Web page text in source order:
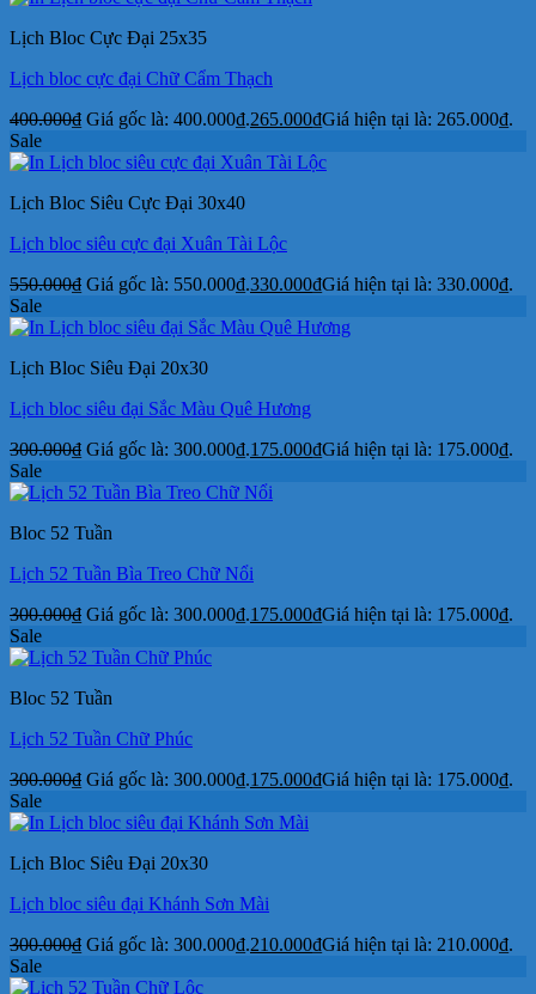
Lịch Bloc Cực Đại 25x35
Lịch bloc cực đại Chữ Cẩm Thạch
400.000₫ Giá gốc là: 400.000₫.265.000₫Giá hiện tại là: 265.000₫.
Sale
Lịch Bloc Siêu Cực Đại 30x40
Lịch bloc siêu cực đại Xuân Tài Lộc
550.000₫ Giá gốc là: 550.000₫.330.000₫Giá hiện tại là: 330.000₫.
Sale
Lịch Bloc Siêu Đại 20x30
Lịch bloc siêu đại Sắc Màu Quê Hương
300.000₫ Giá gốc là: 300.000₫.175.000₫Giá hiện tại là: 175.000₫.
Sale
Bloc 52 Tuần
Lịch 52 Tuần Bìa Treo Chữ Nổi
300.000₫ Giá gốc là: 300.000₫.175.000₫Giá hiện tại là: 175.000₫.
Sale
Bloc 52 Tuần
Lịch 52 Tuần Chữ Phúc
300.000₫ Giá gốc là: 300.000₫.175.000₫Giá hiện tại là: 175.000₫.
Sale
Lịch Bloc Siêu Đại 20x30
Lịch bloc siêu đại Khánh Sơn Mài
300.000₫ Giá gốc là: 300.000₫.210.000₫Giá hiện tại là: 210.000₫.
Sale